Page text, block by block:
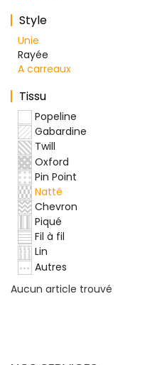
Style
Unie
Rayée
A carreaux
Tissu
Popeline
Gabardine
Twill
Oxford
Pin Point
Natté
Chevron
Piqué
Fil à fil
Lin
Autres
Aucun article trouvé